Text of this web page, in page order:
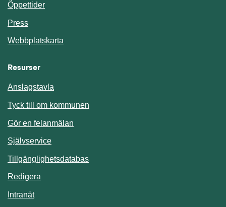
Öppettider
Press
Webbplatskarta
Resurser
Anslagstavla
Tyck till om kommunen
Gör en felanmälan
SjälvserviceLänk till annan webbplats.
TillgänglighetsdatabasLänk till annan webbplats.
Redigera
IntranätLänk till annan webbplats.